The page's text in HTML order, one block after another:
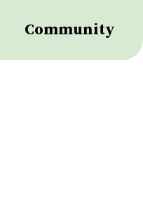
Community